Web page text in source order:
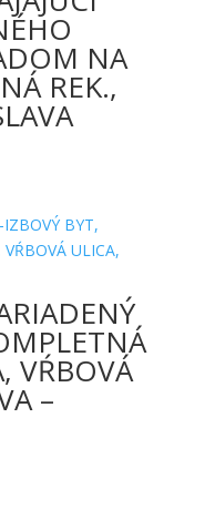
NA
REK.,
VŔBOVÁ
–